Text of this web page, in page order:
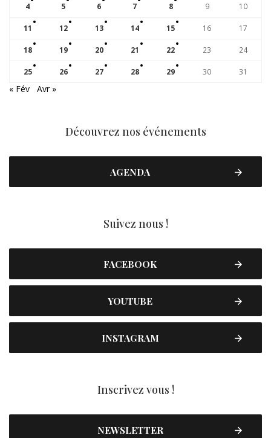
4 5 6 7 8 9 10
11 12 13 14 15 16 17
18 19 20 21 22 23 24
25 26 27 28 29 30 31
« Fév Avr »
Découvrez nos événements
AGENDA
Suivez nous !
FACEBOOK
YOUTUBE
INSTAGRAM
Inscrivez vous !
NEWSLETTER